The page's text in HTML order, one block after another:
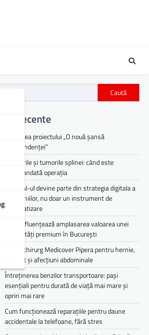
Caută
recente
Lansarea proiectului „O nouă șansă
independenței”
Chisturile și tumorile splinei: când este
recomandată operația
De ce AI-ul devine parte din strategia digitala a
companiilor, nu doar un instrument de
automatizare
Cum influențează amplasarea valoarea unei
proprietăți premium în București
Medic chirurg Medicover Pipera pentru hernie,
colecist și afecțiuni abdominale
Întreținerea benzilor transportoare: pași
esențiali pentru durată de viață mai mare și
opriri mai rare
Cum funcționează reparațiile pentru daune
accidentale la telefoane, fără stres